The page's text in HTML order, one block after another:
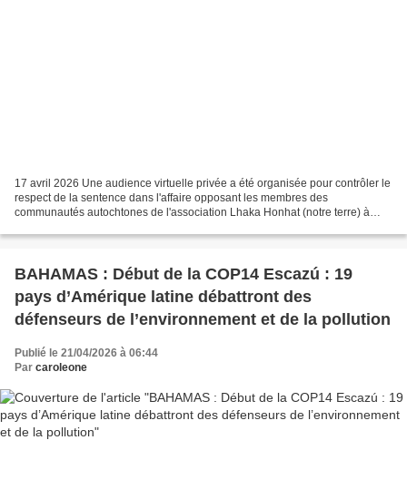
17 avril 2026 Une audience virtuelle privée a été organisée pour contrôler le
respect de la sentence dans l'affaire opposant les membres des
communautés autochtones de l'association Lhaka Honhat (notre terre) à
BAHAMAS : Début de la COP14 Escazú : 19
pays d’Amérique latine débattront des
défenseurs de l’environnement et de la pollution
Publié le 21/04/2026 à 06:44
Par caroleone